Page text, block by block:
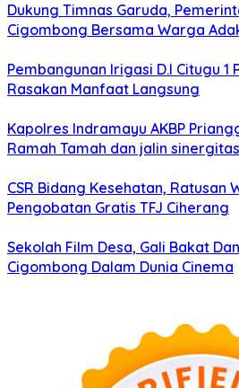
Dukung Timnas Garuda,
Cigombong Bersama Warga
Pembangunan Irigasi D.I Citugu 1
Rasakan Manfaat Langsung
Kapolres Indramayu AKBP
Ramah Tamah dan jalin
CSR Bidang Kesehatan, Ratusan
Pengobatan Gratis TFJ Ciherang
Sekolah Film Desa, Gali Bakat
Cigombong Dalam Dunia Cinema